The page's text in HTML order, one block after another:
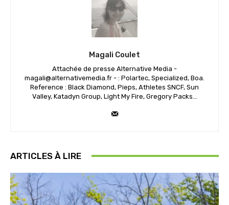
Magali Coulet
Attachée de presse Alternative Media -
magali@alternativemedia.fr - : Polartec, Specialized, Boa.
Reference : Black Diamond, Pieps, Athletes SNCF, Sun
Valley, Katadyn Group, Light My Fire, Gregory Packs...
ARTICLES À LIRE